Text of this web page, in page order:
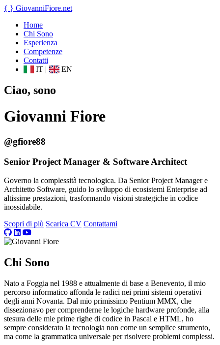
{ } GiovanniFiore.net
Home
Chi Sono
Esperienza
Competenze
Contatti
IT | EN
Ciao, sono
Giovanni Fiore
@gfiore88
Senior Project Manager & Software Architect
Governo la complessità tecnologica. Da Senior Project Manager e
Architetto Software, guido lo sviluppo di ecosistemi Enterprise ad
altissime prestazioni, trasformando visioni strategiche in codice
inossidabile.
Scopri di più Scarica CV Contattami
Chi Sono
Nato a Foggia nel 1988 e attualmente di base a Benevento, il mio
percorso informatico affonda le radici nei primi sistemi operativi
degli anni Novanta. Dal mio primissimo Pentium MMX, che
dissezionavo per comprenderne le logiche hardware profonde, alla
stesura delle mie prime righe di codice in Pascal e HTML, ho
sempre considerato la tecnologia non come un semplice strumento,
ma come la grammatica universale per risolvere problemi complessi.